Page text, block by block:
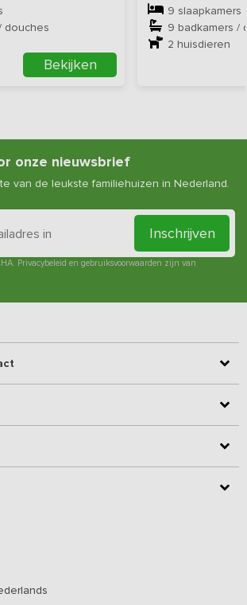
douches
Bekijken
9 slaapkamers
9 badkamers /
2 huisdieren
onze nieuwsbrief
van de leukste familiehuizen in Nederland.
Inschrijven
Privacybeleid en gebruiksvoorwaarden zijn van